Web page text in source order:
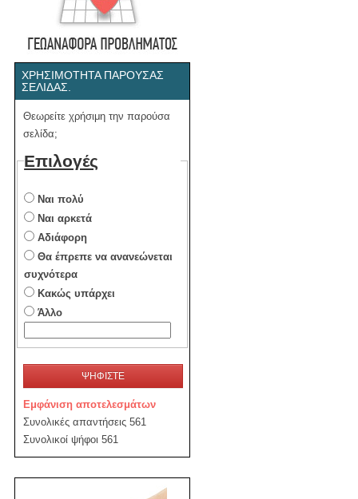
ΧΡΗΣΙΜΌΤΗΤΑ ΠΑΡΟΎΣΑΣ
ΣΕΛΊΔΑΣ.
Θεωρείτε χρήσιμη την παρούσα
σελίδα;
Επιλογές
Ναι πολύ
Ναι αρκετά
Αδιάφορη
Θα έπρεπε να ανανεώνεται
συχνότερα
Κακώς υπάρχει
Άλλο
ΨΗΦΙΣΤΕ
Εμφάνιση αποτελεσμάτων
Συνολικές απαντήσεις 561
Συνολικοί ψήφοι 561